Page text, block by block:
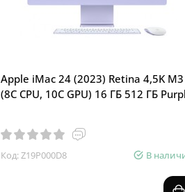
Apple iMac 24 (2023) Retina 4,5K M3
(8C CPU, 10C GPU) 16 ГБ 512 ГБ
Код: Z19P000D8 В